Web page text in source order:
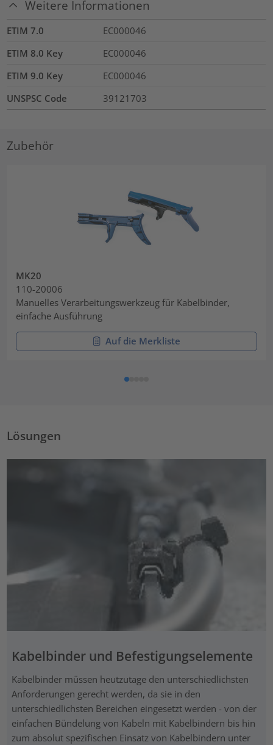
Weitere Informationen
ETIM 7.0
EC000046
ETIM 8.0 Key
EC000046
ETIM 9.0 Key
EC000046
UNSPSC Code
39121703
Zubehör
MK20
110-20006
Manuelles Verarbeitungswerkzeug für Kabelbinder,
einfache Ausführung
Auf die Merkliste
Lösungen
Kabelbinder und Befestigungselemente
Kabelbinder müssen heutzutage den unterschiedlichsten
Anforderungen gerecht werden, da sie in den
unterschiedlichsten Bereichen eingesetzt werden - von der
einfachen Bündelung von Kabeln mit Kabelbindern bis hin
zum absolut spezifischen Einsatz von Kabelbindern unter